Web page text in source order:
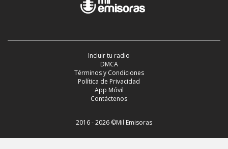
Incluir tu radio
DMCA
Términos y Condiciones
Política de Privacidad
App Móvil
Contáctenos
2016 - 2026 ©Mil Emisoras